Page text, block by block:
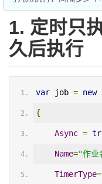
1. 定时只
久后执行
var job = new
{
Async =
Name="作业
TimerType=